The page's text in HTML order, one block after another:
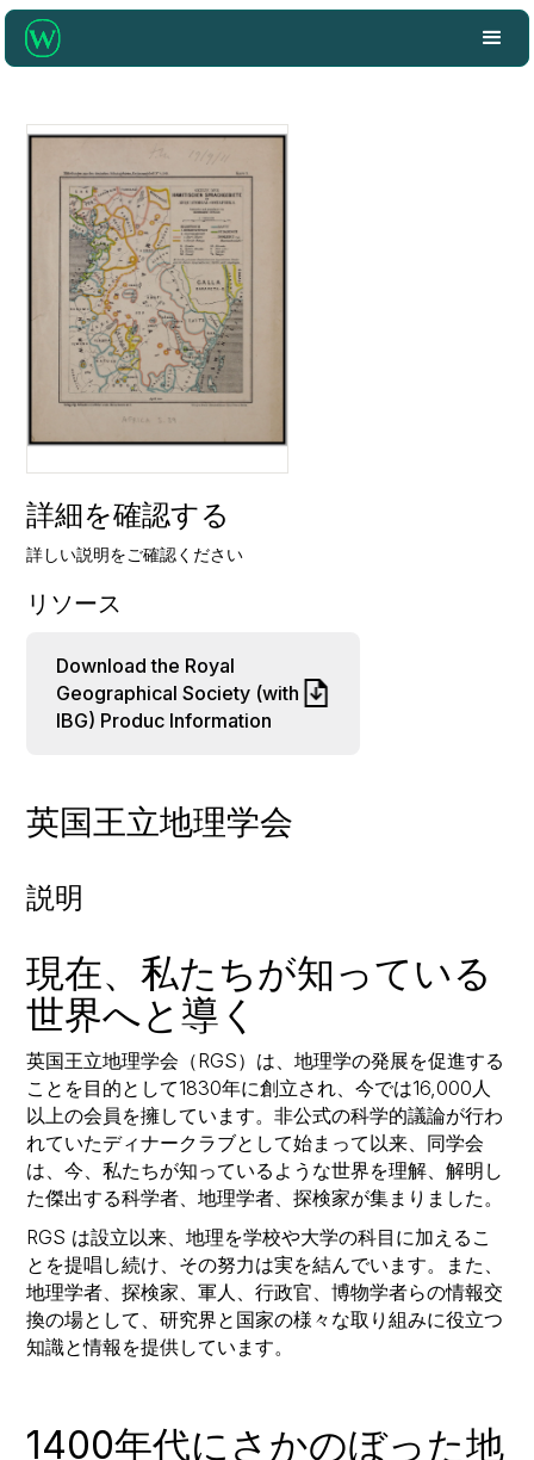
詳細を確認する
詳しい説明をご確認ください
リソース
Download the Royal
Geographical Society (with
IBG) Produc Information
英国王立地理学会
説明
現在、私たちが知っている
世界へと導く
英国王立地理学会（RGS）は、地理学の発展を促進する
ことを目的として1830年に創立され、今では16,000人
以上の会員を擁しています。非公式の科学的議論が行わ
れていたディナークラブとして始まって以来、同学会
は、今、私たちが知っているような世界を理解、解明し
た傑出する科学者、地理学者、探検家が集まりました。
RGS は設立以来、地理を学校や大学の科目に加えるこ
とを提唱し続け、その努力は実を結んでいます。また、
地理学者、探検家、軍人、行政官、博物学者らの情報交
換の場として、研究界と国家の様々な取り組みに役立つ
知識と情報を提供しています。
1400年代にさかのぼった地